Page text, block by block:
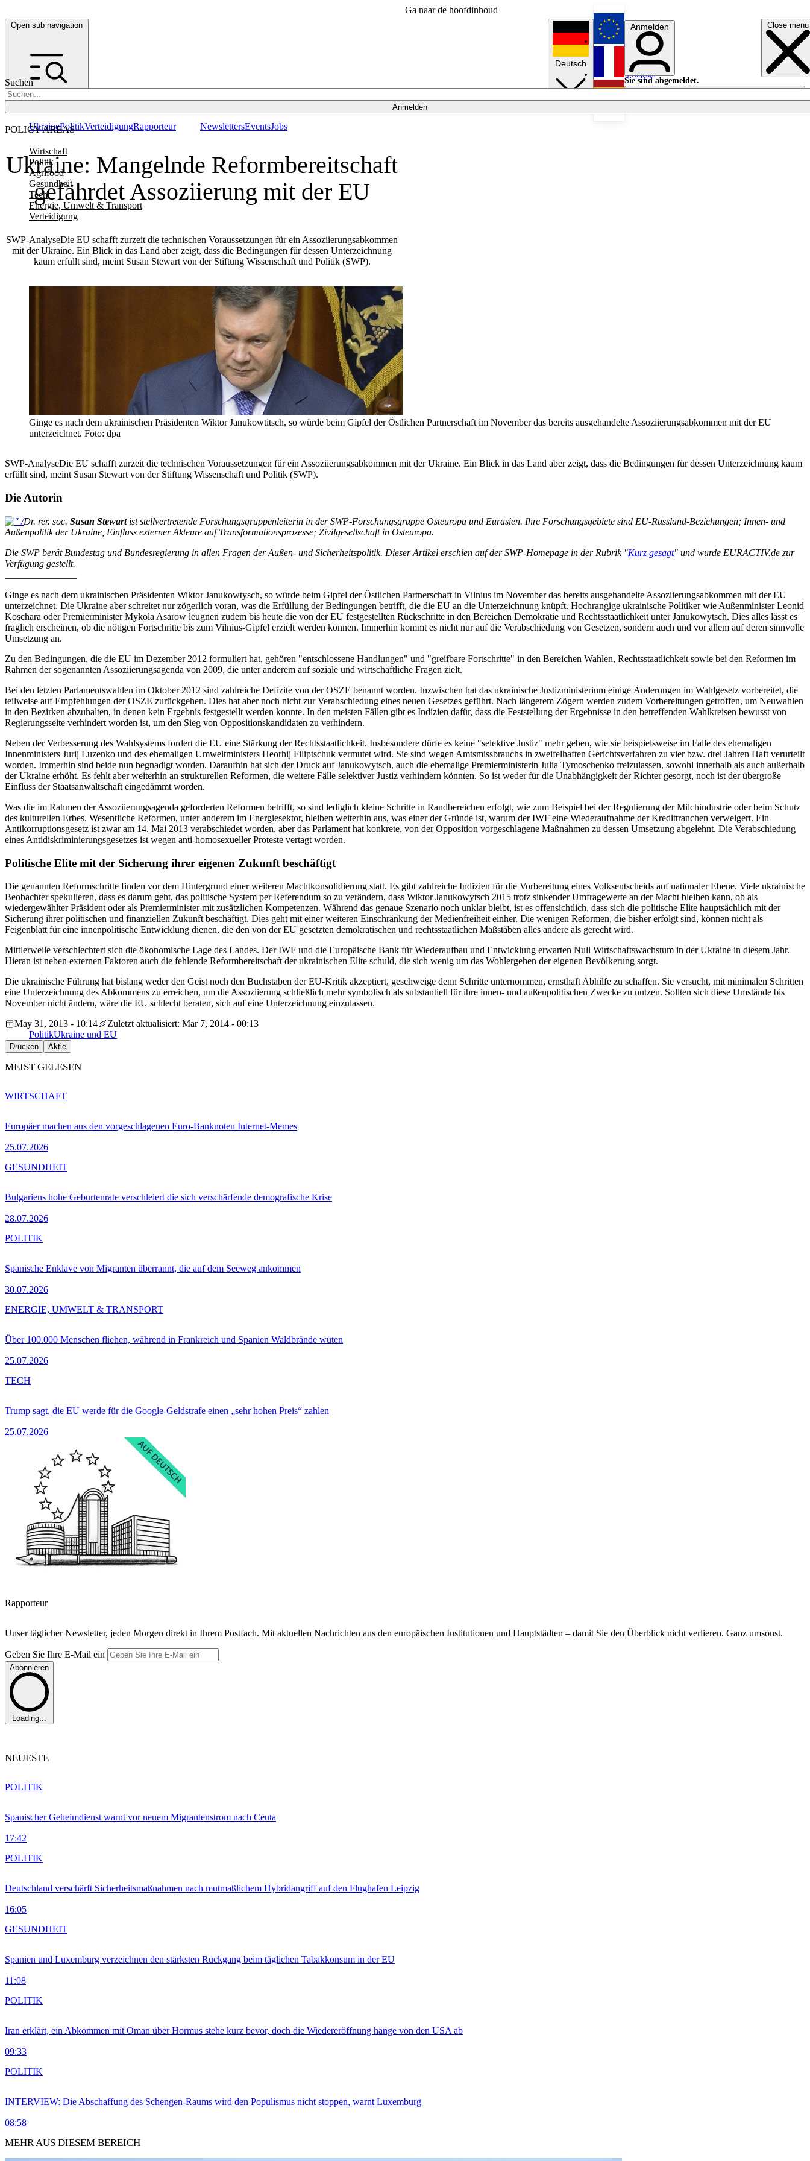
Ga naar de hoofdinhoud
Open sub navigation Close menu
Suchen
Anmelden
POLICY AREAS
Wirtschaft
Politik
Agrifood
Gesundheit
Tech
Energie, Umwelt & Transport
Verteidigung
UkrainePolitikVerteidigungRapporteur NewslettersEventsJobs
Deutsch
English
Français
Anmelden
Sie sind abgemeldet.
Anmelden
Licht aus
Ukraine: Mangelnde Reformbereitschaft
gefährdet Assoziierung mit der EU
SWP-AnalyseDie EU schafft zurzeit die technischen Voraussetzungen für ein Assoziierungsabkommen
mit der Ukraine. Ein Blick in das Land aber zeigt, dass die Bedingungen für dessen Unterzeichnung
kaum erfüllt sind, meint Susan Stewart von der Stiftung Wissenschaft und Politik (SWP).
Ginge es nach dem ukrainischen Präsidenten Wiktor Janukowtitsch, so würde beim Gipfel der Östlichen Partnerschaft im November das bereits ausgehandelte Assoziierungsabkommen mit der EU
unterzeichnet. Foto: dpa
SWP-AnalyseDie EU schafft zurzeit die technischen Voraussetzungen für ein Assoziierungsabkommen mit der Ukraine. Ein Blick in das Land aber zeigt, dass die Bedingungen für dessen Unterzeichnung kaum
erfüllt sind, meint Susan Stewart von der Stiftung Wissenschaft und Politik (SWP).
Die Autorin
Dr. rer. soc. Susan Stewartist stellvertretende Forschungsgruppenleiterin in der SWP-Forschungsgruppe Osteuropa und Eurasien. Ihre Forschungsgebiete sind EU-Russland-Beziehungen; Innen- und
Außenpolitik der Ukraine, Einfluss externer Akteure auf Transformationsprozesse; Zivilgesellschaft in Osteuropa.
Die SWP berät Bundestag und Bundesregierung in allen Fragen der Außen- und Sicherheitspolitik. Dieser Artikel erschien auf der SWP-Homepage in der Rubrik "Kurz gesagt" und wurde EURACTIV.de zur
Verfügung gestellt.
Ginge es nach dem ukrainischen Präsidenten Wiktor Janukowtysch, so würde beim Gipfel der Östlichen Partnerschaft in Vilnius im November das bereits ausgehandelte Assoziierungsabkommen mit der EU
unterzeichnet. Die Ukraine aber schreitet nur zögerlich voran, was die Erfüllung der Bedingungen betrifft, die die EU an die Unterzeichnung knüpft. Hochrangige ukrainische Politiker wie Außenminister Leonid
Koschara oder Premierminister Mykola Asarow leugnen zudem bis heute die von der EU festgestellten Rückschritte in den Bereichen Demokratie und Rechtsstaatlichkeit unter Janukowytsch. Dies alles lässt es
fraglich erscheinen, ob die nötigen Fortschritte bis zum Vilnius-Gipfel erzielt werden können. Immerhin kommt es nicht nur auf die Verabschiedung von Gesetzen, sondern auch und vor allem auf deren sinnvolle
Umsetzung an.
Zu den Bedingungen, die die EU im Dezember 2012 formuliert hat, gehören "entschlossene Handlungen" und "greifbare Fortschritte" in den Bereichen Wahlen, Rechtsstaatlichkeit sowie bei den Reformen im
Rahmen der sogenannten Assoziierungsagenda von 2009, die unter anderem auf soziale und wirtschaftliche Fragen zielt.
Bei den letzten Parlamentswahlen im Oktober 2012 sind zahlreiche Defizite von der OSZE benannt worden. Inzwischen hat das ukrainische Justizministerium einige Änderungen im Wahlgesetz vorbereitet, die
teilweise auf Empfehlungen der OSZE zurückgehen. Dies hat aber noch nicht zur Verabschiedung eines neuen Gesetzes geführt. Nach längerem Zögern werden zudem Vorbereitungen getroffen, um Neuwahlen
in den Bezirken abzuhalten, in denen kein Ergebnis festgestellt werden konnte. In den meisten Fällen gibt es Indizien dafür, dass die Feststellung der Ergebnisse in den betreffenden Wahlkreisen bewusst von
Regierungsseite verhindert worden ist, um den Sieg von Oppositionskandidaten zu verhindern.
Neben der Verbesserung des Wahlsystems fordert die EU eine Stärkung der Rechtsstaatlichkeit. Insbesondere dürfe es keine "selektive Justiz" mehr geben, wie sie beispielsweise im Falle des ehemaligen
Innenministers Jurij Luzenko und des ehemaligen Umweltministers Heorhij Filiptschuk vermutet wird. Sie sind wegen Amtsmissbrauchs in zweifelhaften Gerichtsverfahren zu vier bzw. drei Jahren Haft verurteilt
worden. Immerhin sind beide nun begnadigt worden. Daraufhin hat sich der Druck auf Janukowytsch, auch die ehemalige Premierministerin Julia Tymoschenko freizulassen, sowohl innerhalb als auch außerhalb
der Ukraine erhöht. Es fehlt aber weiterhin an strukturellen Reformen, die weitere Fälle selektiver Justiz verhindern könnten. So ist weder für die Unabhängigkeit der Richter gesorgt, noch ist der übergroße
Einfluss der Staatsanwaltschaft eingedämmt worden.
Was die im Rahmen der Assoziierungsagenda geforderten Reformen betrifft, so sind lediglich kleine Schritte in Randbereichen erfolgt, wie zum Beispiel bei der Regulierung der Milchindustrie oder beim Schutz
des kulturellen Erbes. Wesentliche Reformen, unter anderem im Energiesektor, bleiben weiterhin aus, was einer der Gründe ist, warum der IWF eine Wiederaufnahme der Kredittranchen verweigert. Ein
Antikorruptionsgesetz ist zwar am 14. Mai 2013 verabschiedet worden, aber das Parlament hat konkrete, von der Opposition vorgeschlagene Maßnahmen zu dessen Umsetzung abgelehnt. Die Verabschiedung
eines Antidiskriminierungsgesetzes ist wegen anti-homosexueller Proteste vertagt worden.
Politische Elite mit der Sicherung ihrer eigenen Zukunft beschäftigt
Die genannten Reformschritte finden vor dem Hintergrund einer weiteren Machtkonsolidierung statt. Es gibt zahlreiche Indizien für die Vorbereitung eines Volksentscheids auf nationaler Ebene. Viele ukrainische
Beobachter spekulieren, dass es darum geht, das politische System per Referendum so zu verändern, dass Wiktor Janukowytsch 2015 trotz sinkender Umfragewerte an der Macht bleiben kann, ob als
wiedergewählter Präsident oder als Premierminister mit zusätzlichen Kompetenzen. Während das genaue Szenario noch unklar bleibt, ist es offensichtlich, dass sich die politische Elite hauptsächlich mit der
Sicherung ihrer politischen und finanziellen Zukunft beschäftigt. Dies geht mit einer weiteren Einschränkung der Medienfreiheit einher. Die wenigen Reformen, die bisher erfolgt sind, können nicht als
Feigenblatt für eine innenpolitische Entwicklung dienen, die den von der EU gesetzten demokratischen und rechtsstaatlichen Maßstäben alles andere als gerecht wird.
Mittlerweile verschlechtert sich die ökonomische Lage des Landes. Der IWF und die Europäische Bank für Wiederaufbau und Entwicklung erwarten Null Wirtschaftswachstum in der Ukraine in diesem Jahr.
Hieran ist neben externen Faktoren auch die fehlende Reformbereitschaft der ukrainischen Elite schuld, die sich wenig um das Wohlergehen der eigenen Bevölkerung sorgt.
Die ukrainische Führung hat bislang weder den Geist noch den Buchstaben der EU-Kritik akzeptiert, geschweige denn Schritte unternommen, ernsthaft Abhilfe zu schaffen. Sie versucht, mit minimalen Schritten
eine Unterzeichnung des Abkommens zu erreichen, um die Assoziierung schließlich mehr symbolisch als substantiell für ihre innen- und außenpolitischen Zwecke zu nutzen. Sollten sich diese Umstände bis
November nicht ändern, wäre die EU schlecht beraten, sich auf eine Unterzeichnung einzulassen.
May 31, 2013 - 10:14
Zuletzt aktualisiert: Mar 7, 2014 - 00:13
PolitikUkraine und EU
Drucken Aktie
MEIST GELESEN
Europäer machen aus den vorgeschlagenen Euro-Banknoten Internet-Memes
25.07.2026
WIRTSCHAFT
Bulgariens hohe Geburtenrate verschleiert die sich verschärfende demografische Krise
28.07.2026
GESUNDHEIT
Spanische Enklave von Migranten überrannt, die auf dem Seeweg ankommen
30.07.2026
POLITIK
Über 100.000 Menschen fliehen, während in Frankreich und Spanien Waldbrände wüten
25.07.2026
ENERGIE, UMWELT & TRANSPORT
Trump sagt, die EU werde für die Google-Geldstrafe einen „sehr hohen Preis“ zahlen
25.07.2026
TECH
Rapporteur
Unser täglicher Newsletter, jeden Morgen direkt in Ihrem Postfach. Mit aktuellen Nachrichten aus den europäischen Institutionen und Hauptstädten – damit Sie den Überblick nicht verlieren. Ganz umsonst.
Geben Sie Ihre E-Mail ein
Abonnieren
Loading...
NEUESTE
Spanischer Geheimdienst warnt vor neuem Migrantenstrom nach Ceuta
17:42
POLITIK
Deutschland verschärft Sicherheitsmaßnahmen nach mutmaßlichem Hybridangriff auf den Flughafen Leipzig
16:05
POLITIK
Spanien und Luxemburg verzeichnen den stärksten Rückgang beim täglichen Tabakkonsum in der EU
11:08
GESUNDHEIT
Iran erklärt, ein Abkommen mit Oman über Hormus stehe kurz bevor, doch die Wiedereröffnung hänge von den USA ab
09:33
POLITIK
INTERVIEW: Die Abschaffung des Schengen-Raums wird den Populismus nicht stoppen, warnt Luxemburg
08:58
POLITIK
MEHR AUS DIESEM BEREICH